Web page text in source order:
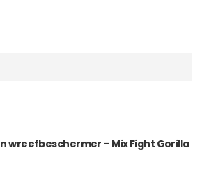
wreefbeschermer – Mix Fight Gorilla